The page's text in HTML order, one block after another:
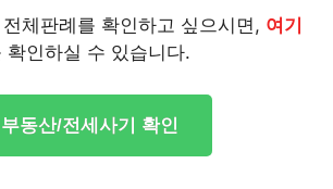
체판례를 확인하고 싶으시면, 여기
확인하실 수 있습니다.
부동산/전세사기 확인